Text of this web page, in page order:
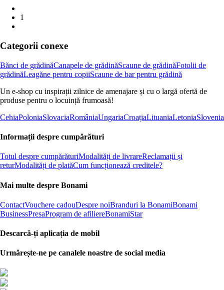
1
Categorii conexe
Bănci de grădinăCanapele de grădinăScaune de grădinăFotolii de
grădinăLeagăne pentru copiiScaune de bar pentru grădină
Un e-shop cu inspirații zilnice de amenajare și cu o largă ofertă de
produse pentru o locuință frumoasă!
CehiaPoloniaSlovaciaRomâniaUngariaCroațiaLituaniaLetoniaSlovenia
Informații despre cumpărături
Totul despre cumpărăturiModalități de livrareReclamații și
returModalități de platăCum funcționează creditele?
Mai multe despre Bonami
ContactVouchere cadouDespre noiBranduri la BonamiBonami
BusinessPresaProgram de afiliereBonamiStar
Descarcă-ți aplicația de mobil
Urmărește-ne pe canalele noastre de social media